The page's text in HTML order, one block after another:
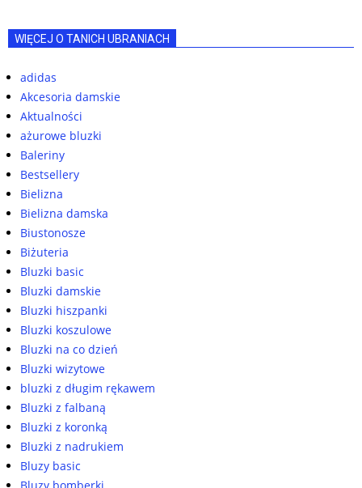
WIĘCEJ O TANICH UBRANIACH
adidas
Akcesoria damskie
Aktualności
ażurowe bluzki
Baleriny
Bestsellery
Bielizna
Bielizna damska
Biustonosze
Biżuteria
Bluzki basic
Bluzki damskie
Bluzki hiszpanki
Bluzki koszulowe
Bluzki na co dzień
Bluzki wizytowe
bluzki z długim rękawem
Bluzki z falbaną
Bluzki z koronką
Bluzki z nadrukiem
Bluzy basic